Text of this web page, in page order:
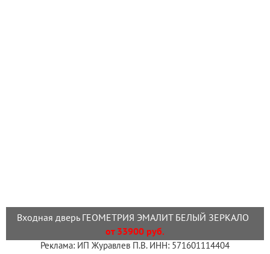
Входная дверь ГЕОМЕТРИЯ ЭМАЛИТ БЕЛЫЙ ЗЕРКАЛО
от 33900 руб.
Реклама: ИП Журавлев П.В. ИНН: 571601114404